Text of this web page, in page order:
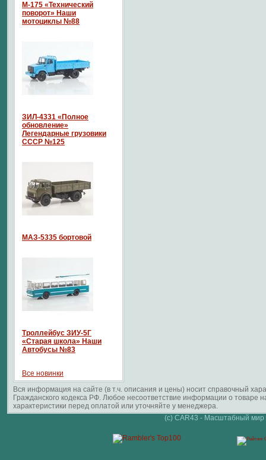
М-175 «Технический
поворот» Наши
мотоциклы №88
ЗИЛ-4331 «Полное
обновление»
Легендарные грузовики
СССР №125
МАЗ-5335 бортовой
Троллейбус ЗИУ-5Г
«Старая школа» Наши
Автобусы №83
Все новинки
Вся информация на сайте (в т.ч. описания и цены) носит справочный
Гражданского кодекса РФ. Любое несоответствие информации о
характеристики перед оплатой или уточняйте у менеджера.
(c) CAR43 - Масштабный мир